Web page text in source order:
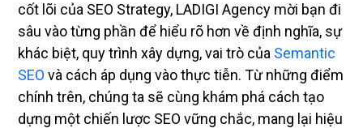
cốt lõi của SEO Strategy, LADIGI Agency mời bạn đi
sâu vào từng phần để hiểu rõ hơn về định nghĩa, sự
khác biệt, quy trình xây dựng, vai trò của Semantic
SEO và cách áp dụng vào thực tiễn. Từ những điểm
chính trên, chúng ta sẽ cùng khám phá cách tạo
dựng một chiến lược SEO vững chắc, mang lại hiệu